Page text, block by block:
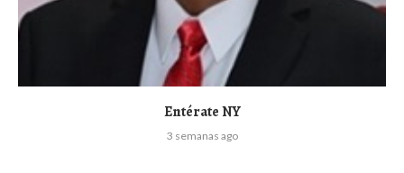
Entérate NY
3 semanas ago